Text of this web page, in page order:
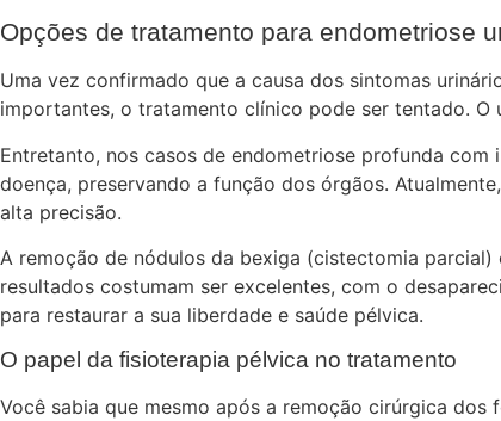
Opções de tratamento para endometriose
Uma vez confirmado que a causa dos sintomas
importantes, o tratamento clínico pode ser tentado. O
Entretanto, nos casos de endometriose profunda
doença, preservando a função dos órgãos.
alta precisão.
A remoção de nódulos da bexiga (cistectomia
resultados costumam ser excelentes, com o
para restaurar a sua liberdade e saúde pélvica.
O papel da fisioterapia pélvica no tratamento
Você sabia que mesmo após a remoção cirúrgica